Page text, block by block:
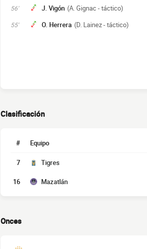
56' J. Vigón (A. Gignac - táctico)
55' O. Herrera (D. Lainez - táctico)
Clasificación
# Equipo
7 Tigres
16 Mazatlán
Onces